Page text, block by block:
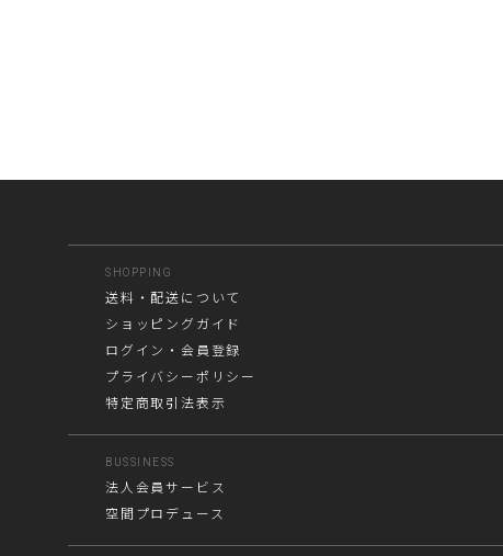
SHOPPING
送料・配送について
ショッピングガイド
ログイン・会員登録
プライバシーポリシー
特定商取引法表示
BUSSINESS
法人会員サービス
空間プロデュース